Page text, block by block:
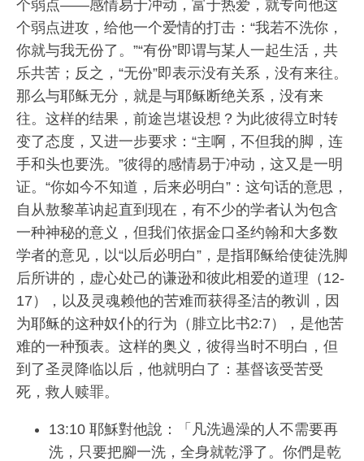
个弱点——感情易于冲动，富于热爱，就专向他这
个弱点进攻，给他一个爱情的打击：“我若不洗你，
你就与我无份了。”“有份”即谓与某人一起生活，共
乐共苦；反之，“无份”即表示没有关系，没有来往。
那么与耶稣无分，就是与耶稣断绝关系，没有来
往。这样的结果，前途岂堪设想？为此彼得立时转
变了态度，又进一步要求：“主啊，不但我的脚，连
手和头也要洗。”彼得的感情易于冲动，这又是一明
证。“你如今不知道，后来必明白”：这句话的意思，
自从敖黎革讷起直到现在，有不少的学者认为包含
一种神秘的意义，但我们依据金口圣约翰和大多数
学者的意见，以“以后必明白”，是指耶稣给使徒洗脚
后所讲的，虚心处己的谦逊和彼此相爱的道理（12-
17），以及灵魂赖他的苦难而获得圣洁的教训，因
为耶稣的这种奴仆的行为（腓立比书2:7），是他苦
难的一种预表。这样的奥义，彼得当时不明白，但
到了圣灵降临以后，他就明白了：基督该受苦受
死，救人赎罪。
13:10 耶穌對他說：「凡洗過澡的人不需要再
洗，只要把腳一洗，全身就乾淨了。你們是乾